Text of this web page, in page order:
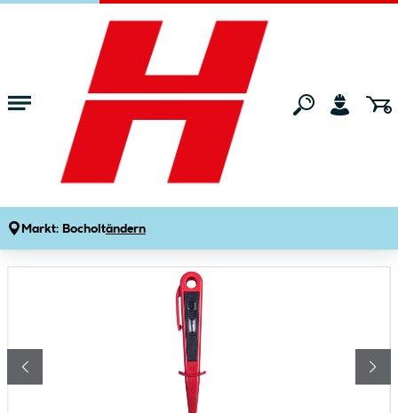
Zum Hauptinhalt springen
Markt: Bocholtändern
Maschinen & Werkzeuge Handwerkzeuge
Krone Spannungsprüfer EURO 65 mm
Artikelnummer: 122985